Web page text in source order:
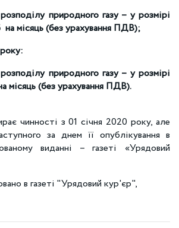
природного газу – у розмірі
на місяць (без урахування ПДВ);
природного газу – у розмірі
місяць (без урахування ПДВ).
чинності з 01 січня 2020 року, але
за днем її опублікування в
виданні – газеті «Урядовий
в газеті "Урядовий кур'єр",